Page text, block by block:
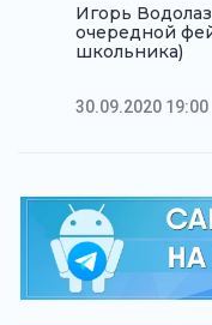
Игорь
очередной
школьника)
30.09.2020 19:00